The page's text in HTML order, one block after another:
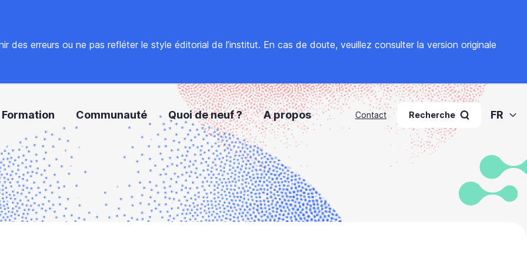
des erreurs ou ne pas refléter le style éditorial de l’institut. En cas de doute, veuillez consulter la version originale
Formation Communauté Quoi de neuf ? A propos Contact Recherche FR